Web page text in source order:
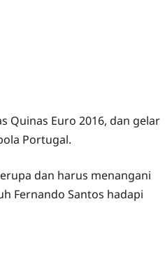
Quinas Euro 2016, dan gelar
Portugal.
dan harus menangani
Fernando Santos hadapi